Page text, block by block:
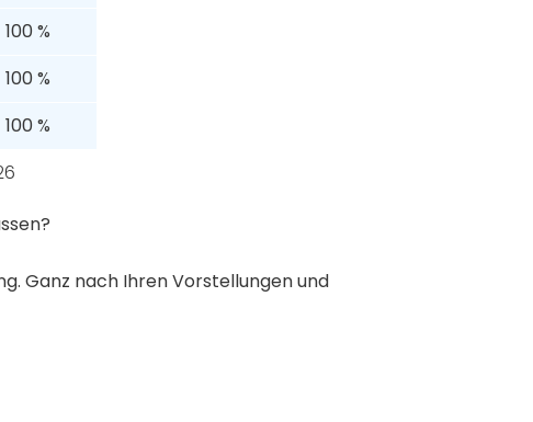
100 %
100 %
100 %
Ganz nach Ihren Vorstellungen und